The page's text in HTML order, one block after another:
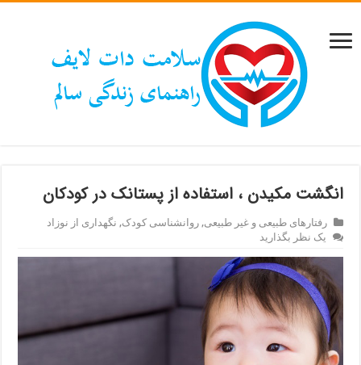
انگشت مکیدن ، استفاده از پستانک در کودکان
رفتارهای طبیعی و غیر طبیعی,روانشناسی کودک, نگهداری از نوزاد
یک نظر بگذارید